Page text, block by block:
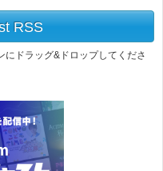
RSS
ドラッグ&ドロップしてくださ